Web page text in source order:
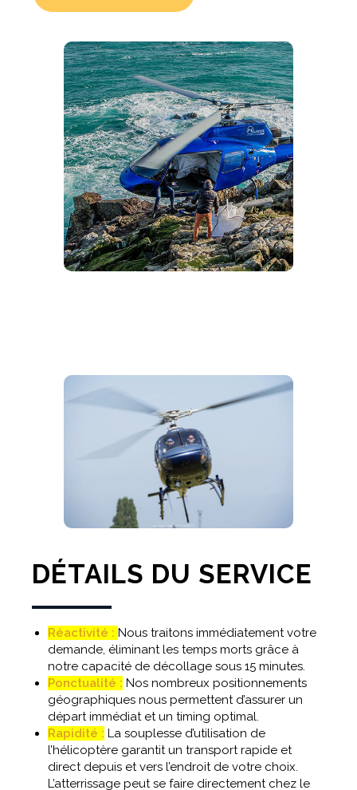
DÉTAILS DU SERVICE
Réactivité : Nous traitons immédiatement votre
demande, éliminant les temps morts grâce à
notre capacité de décollage sous 15 minutes.
Ponctualité : Nos nombreux positionnements
géographiques nous permettent d’assurer un
départ immédiat et un timing optimal.
Rapidité : La souplesse d’utilisation de
l’hélicoptère garantit un transport rapide et
direct depuis et vers l’endroit de votre choix.
L’atterrissage peut se faire directement chez le